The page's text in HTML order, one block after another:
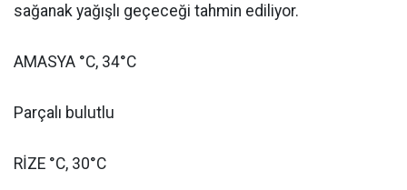
sağanak yağışlı geçeceği tahmin ediliyor.
AMASYA °C, 34°C
Parçalı bulutlu
RİZE °C, 30°C